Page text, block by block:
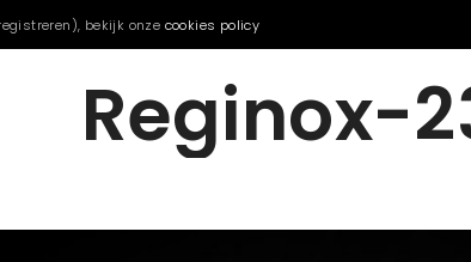
Reginox-
bekijk onze cookies policy